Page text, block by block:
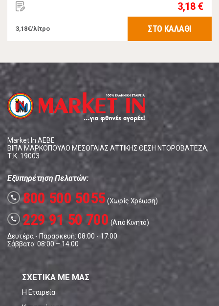
3,18 €
3,18€/λίτρο ΣΤΟ ΚΑΛΑΘΙ
Market In ΑΕΒΕ
ΒΙΠΑ ΜΑΡΚΟΠΟΥΛΟ ΜΕΣΟΓΑΙΑΣ ΑΤΤΙΚΗΣ ΘΕΣΗ ΝΤΟΡΟΒΑΤΕΖΑ,
Τ.Κ. 19003
Εξυπηρέτηση Πελατών:
call 800 500 5055(Χωρίς Χρέωση)
call 229 91 50 700 (Από Κινητό)
Δευτέρα - Παρασκευή: 08:00 - 17:00
Σάββατο: 08:00 – 14:00
ΣΧΕΤΙΚΑ ΜΕ ΜΑΣ
Η Εταιρεία